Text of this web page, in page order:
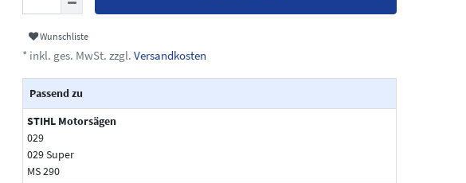
Wunschliste
* inkl. ges. MwSt. zzgl. Versandkosten
Passend zu
STIHL Motorsägen
029
029 Super
MS 290